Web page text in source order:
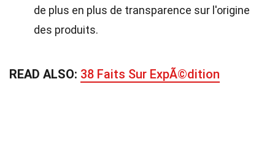
de plus en plus de transparence sur l'origine
des produits.
READ ALSO: 38 Faits Sur ExpÃ©dition